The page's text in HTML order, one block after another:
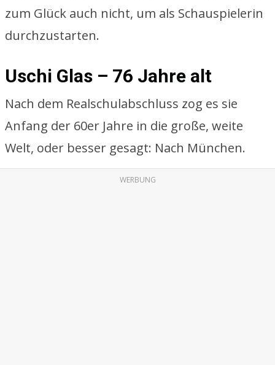
zum Glück auch nicht, um als Schauspielerin
durchzustarten.
Uschi Glas – 76 Jahre alt
Nach dem Realschulabschluss zog es sie
Anfang der 60er Jahre in die große, weite
Welt, oder besser gesagt: Nach München.
WERBUNG